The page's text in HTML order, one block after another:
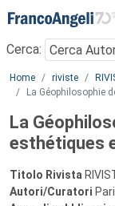
Menu
Cerca:
Main content
Home riviste
La Géophilosophie
La
esthétiques
Titolo Rivista
Autori/Curatori